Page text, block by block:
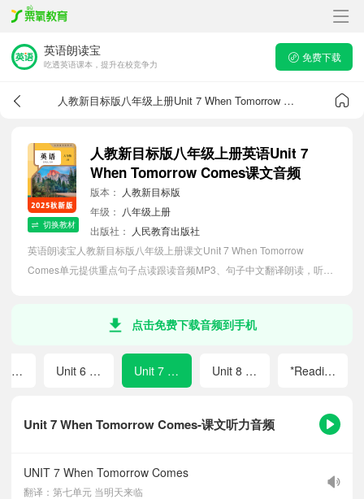
英语朗读宝
吃透英语课本，提升在校竞争力
免费下载
人教新目标版八年级上册Unit 7 When Tomorrow Comes课文音频
切换教材
人教新目标版八年级上册英语Unit 7
When Tomorrow Comes课文音频
版本：
人教新目标版
年级： 八年级上册
出版社：
人民教育出版社
英语朗读宝人教新目标版八年级上册课文Unit 7 When Tomorrow
Comes单元提供重点句子点读跟读音频MP3、句子中文翻译朗读，听力
点击免费下载音频到手机
Unit 7 When Tomorrow Comes-课文听力音频
UNIT 7 When Tomorrow Comes
翻译：第七单元 当明天来临
Unit 5 What a Delicious Meal! Unit 6 Plan for Yourself Unit 7 When Tomorrow Comes Unit 8 Let's Communicate! *Reading Plus